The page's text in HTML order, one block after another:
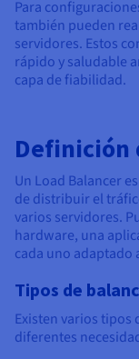
Para
también pueden
servidores. Estos
rápido y saludable
capa de fiabilidad.
Definición
Un Load Balancer
de distribuir el
varios servidores.
hardware, una
cada uno adaptado
Tipos de
Existen varios tipos
diferentes